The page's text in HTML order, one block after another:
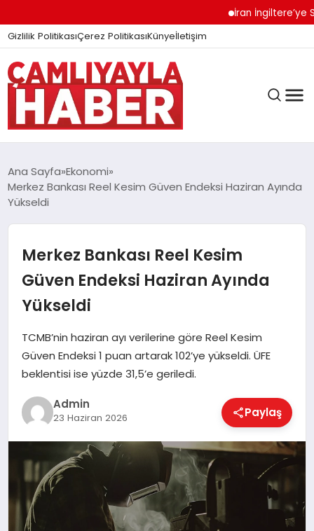
İran İngiltere’ye
Gizlilik PolitikasıÇerez PolitikasıKünyeİletişim
GÜNDEM
DÜNYA
EĞITIM
EKONOMI
MAGAZIN
SAĞLIK
SPOR
Ana Sayfa Ekonomi
Merkez Bankası Reel Kesim Güven Endeksi Haziran Ayında
Yükseldi
Merkez Bankası Reel Kesim
Güven Endeksi Haziran Ayında
Yükseldi
TCMB’nin haziran ayı verilerine göre Reel Kesim
Güven Endeksi 1 puan artarak 102’ye yükseldi. ÜFE
beklentisi ise yüzde 31,5’e geriledi.
Admin
23 Haziran 2026 Paylaş